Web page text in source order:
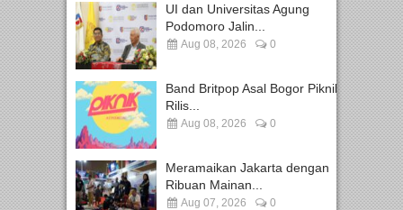
UI dan Universitas Agung
Podomoro Jalin...
Aug 08, 2026 0
Band Britpop Asal Bogor Piknik
Rilis...
Aug 08, 2026 0
Meramaikan Jakarta dengan
Ribuan Mainan...
Aug 07, 2026 0